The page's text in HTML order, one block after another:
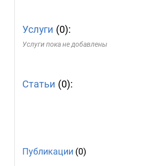
Услуги (0):
Услуги пока не добавлены
Статьи (0):
Публикации (0)